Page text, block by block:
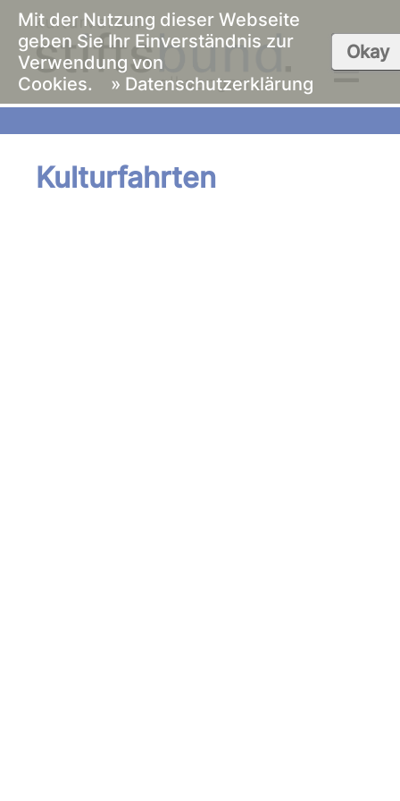
Kulturfahrten
Mit der Nutzung dieser Webseite
geben Sie Ihr Einverständnis zur
Verwendung von
Cookies.
» Datenschutzerklärung
Okay